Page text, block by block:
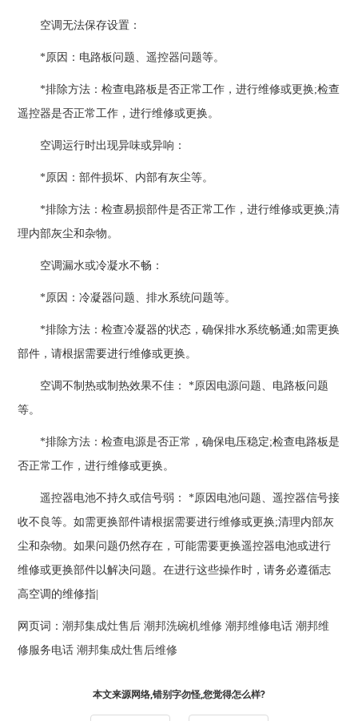
空调无法保存设置：
*原因：电路板问题、遥控器问题等。
*排除方法：检查电路板是否正常工作，进行维修或更换;检查
遥控器是否正常工作，进行维修或更换。
空调运行时出现异味或异响：
*原因：部件损坏、内部有灰尘等。
*排除方法：检查易损部件是否正常工作，进行维修或更换;清
理内部灰尘和杂物。
空调漏水或冷凝水不畅：
*原因：冷凝器问题、排水系统问题等。
*排除方法：检查冷凝器的状态，确保排水系统畅通;如需更换
部件，请根据需要进行维修或更换。
空调不制热或制热效果不佳： *原因电源问题、电路板问题
等。
*排除方法：检查电源是否正常，确保电压稳定;检查电路板是
否正常工作，进行维修或更换。
遥控器电池不持久或信号弱： *原因电池问题、遥控器信号接
收不良等。如需更换部件请根据需要进行维修或更换;清理内部灰
尘和杂物。如果问题仍然存在，可能需要更换遥控器电池或进行
维修或更换部件以解决问题。在进行这些操作时，请务必遵循志
高空调的维修指|
网页词：潮邦集成灶售后 潮邦洗碗机维修 潮邦维修电话 潮邦维
修服务电话 潮邦集成灶售后维修
本文来源网络,错别字勿怪,您觉得怎么样?